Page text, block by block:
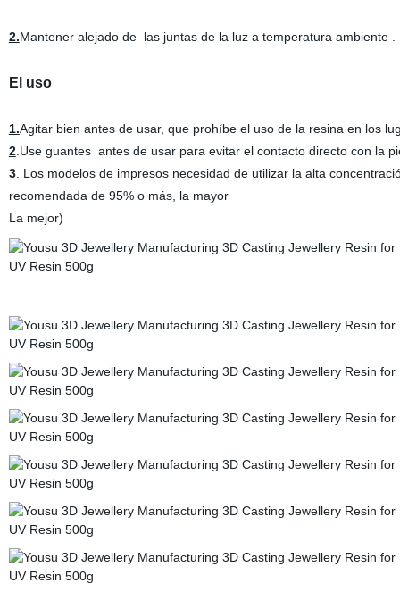
2.Mantener alejado de las juntas de la luz a temperatura ambiente .
El uso
1.Agitar bien antes de usar, que prohíbe el uso de la resina en los
2.Use guantes antes de usar para evitar el contacto directo con la
3. Los modelos de impresos necesidad de utilizar la alta
recomendada de 95% o más, la mayor
La mejor)